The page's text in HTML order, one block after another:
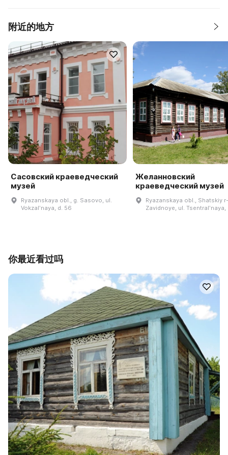
附近的地方
Сасовский краеведческий
музей
Ryazanskaya obl., g. Sasovo, ul.
Vokzalʹnaya, d. 56
Желанновский
краеведческий музей
Ryazanskaya obl., Shatskiy
Zavidnoye, ul. Tsentralʹnaya,
你最近看过吗